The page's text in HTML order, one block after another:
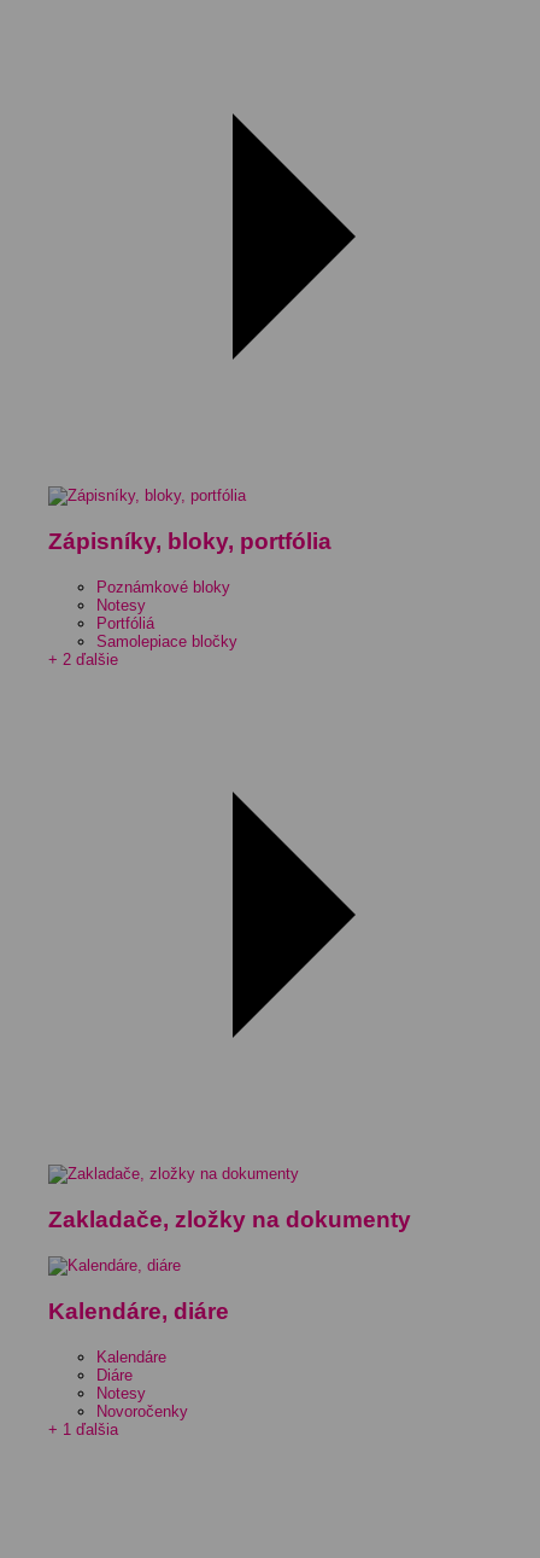
Zápisníky, bloky, portfólia
Poznámkové bloky
Notesy
Portfóliá
Samolepiace bločky
+ 2 ďalšie
Zakladače, zložky na dokumenty
Kalendáre, diáre
Kalendáre
Diáre
Notesy
Novoročenky
+ 1 ďalšia